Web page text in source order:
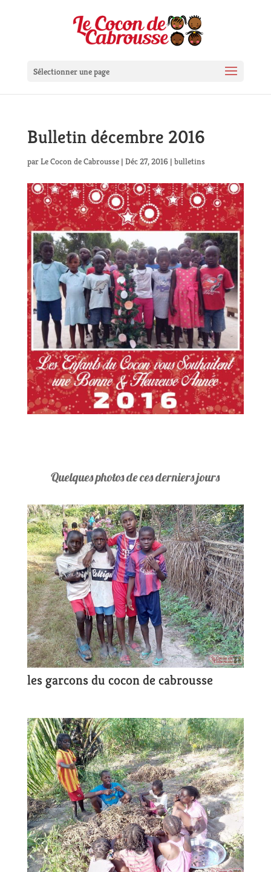
Sélectionner une page
Bulletin décembre 2016
parLe Cocon de Cabrousse| Déc 27, 2016| bulletins
Quelques photos de ces derniers jours
les garcons du cocon de cabrousse